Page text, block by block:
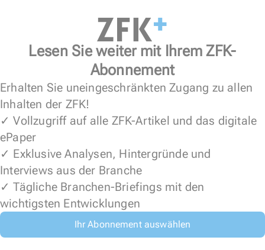
Lesen Sie weiter mit Ihrem ZFK-
Abonnement
Erhalten Sie uneingeschränkten Zugang zu allen
Inhalten der ZFK!
✓ Vollzugriff auf alle ZFK-Artikel und das digitale
ePaper
✓ Exklusive Analysen, Hintergründe und
Interviews aus der Branche
✓ Tägliche Branchen-Briefings mit den
wichtigsten Entwicklungen
Ihr Abonnement auswählen